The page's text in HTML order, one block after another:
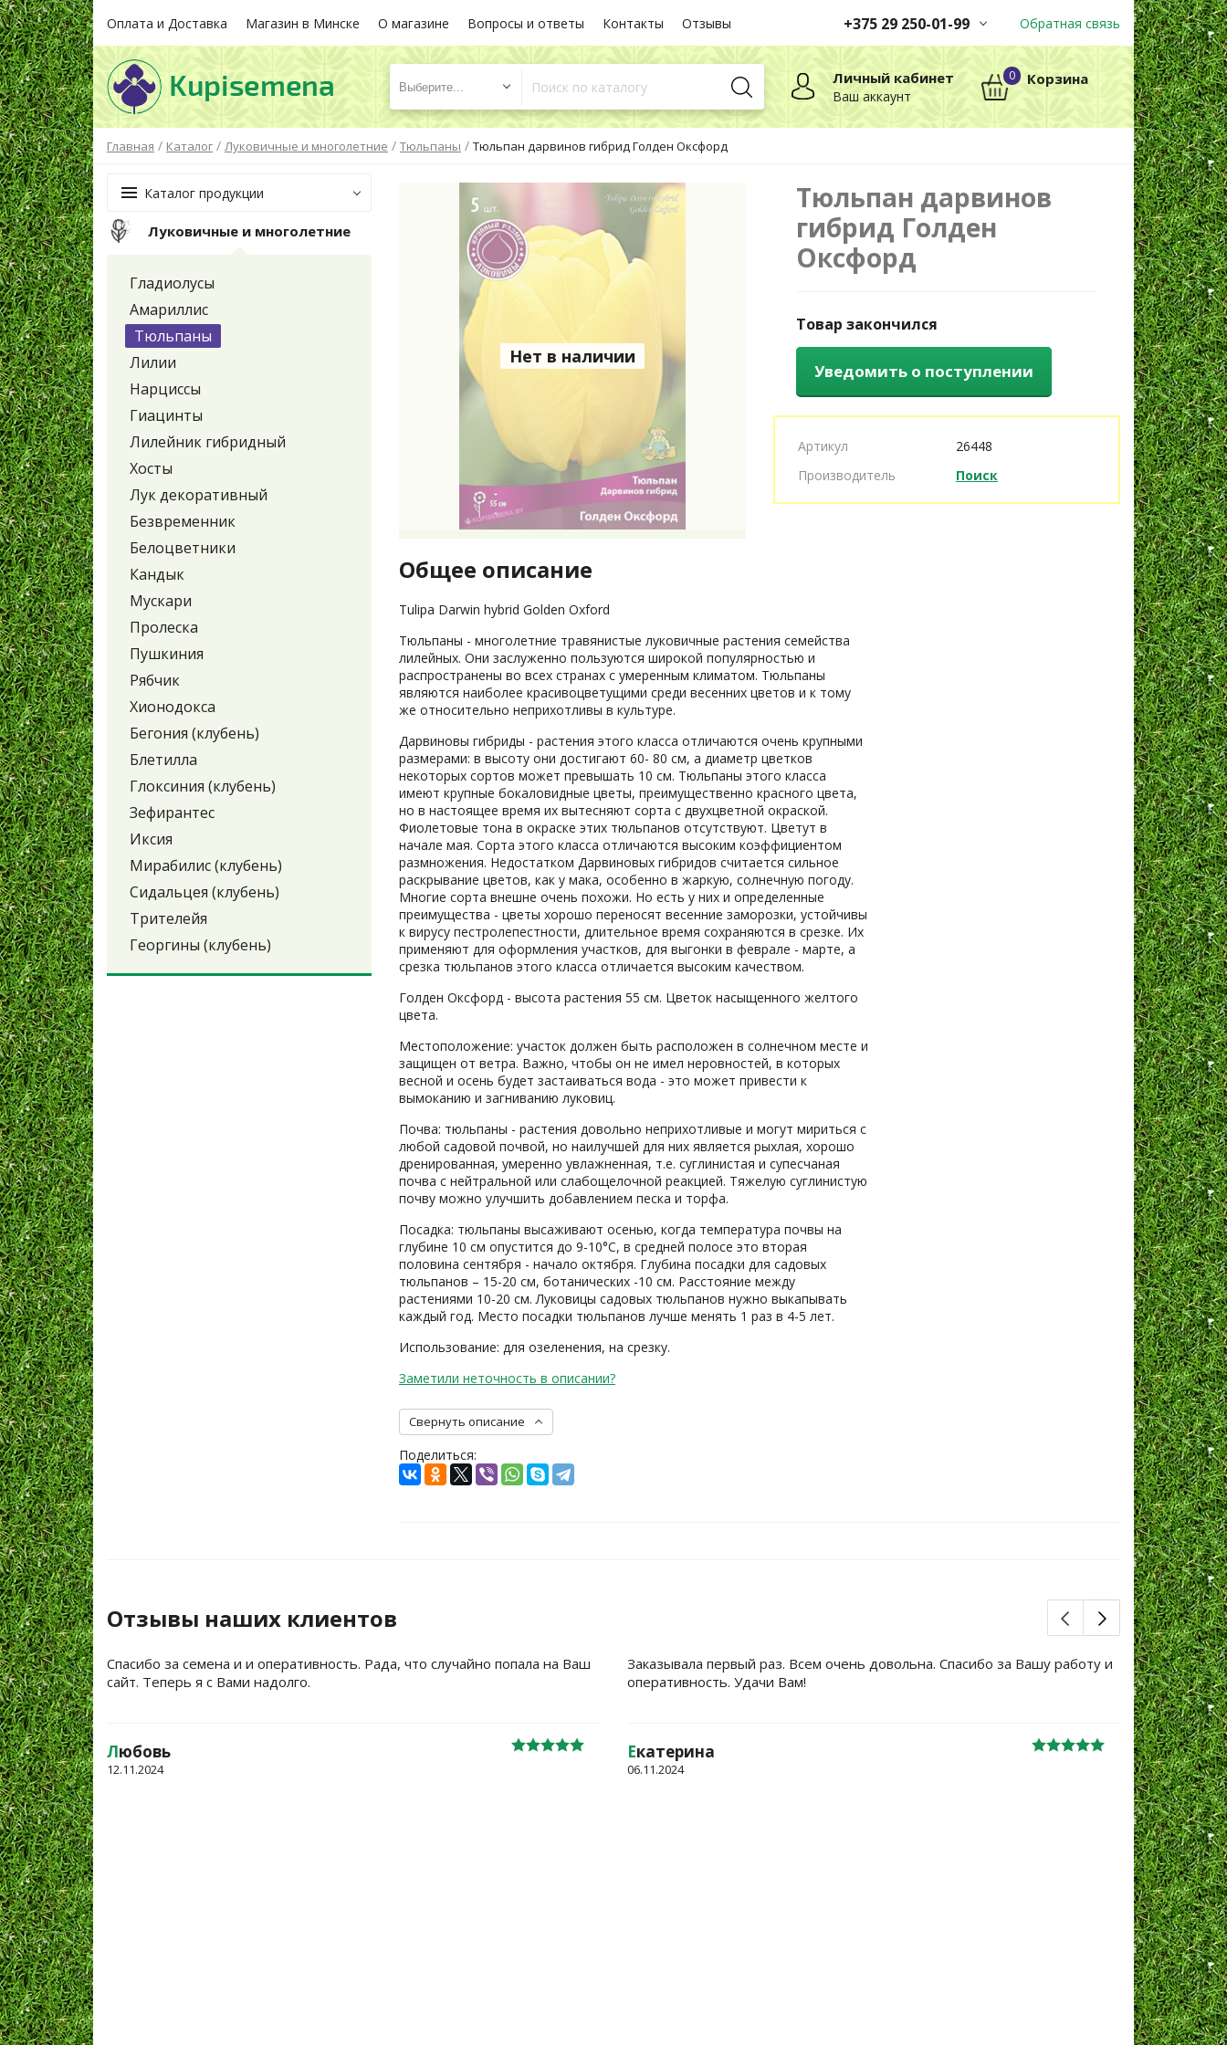
Оплата и Доставка Магазин в Минске О магазине Вопросы и ответы Контакты Отзывы +375 29 250-01-99
автоматически через корзину
круглосуточно без выходных
Обратная связь
Выберите... Личный кабинет
Ваш аккаунт
0 Корзина
Главная / Каталог / Луковичные и многолетние / Тюльпаны / Тюльпан дарвинов гибрид Голден Оксфорд
Каталог продукции
Луковичные и многолетние
Гладиолусы
Амариллис
Тюльпаны
Лилии
Нарциссы
Гиацинты
Лилейник гибридный
Хосты
Лук декоративный
Безвременник
Белоцветники
Кандык
Мускари
Пролеска
Пушкиния
Рябчик
Хионодокса
Бегония (клубень)
Блетилла
Глоксиния (клубень)
Зефирантес
Иксия
Мирабилис (клубень)
Сидальцея (клубень)
Трителейя
Георгины (клубень)
Нет в наличии
Тюльпан дарвинов
гибрид Голден
Оксфорд
Товар закончился
Уведомить о поступлении
Артикул
26448
Производитель
Поиск
Общее описание
Tulipa Darwin hybrid Golden Oxford
Тюльпаны - многолетние травянистые луковичные растения семейства
лилейных. Они заслуженно пользуются широкой популярностью и
распространены во всех странах с умеренным климатом. Тюльпаны
являются наиболее красивоцветущими среди весенних цветов и к тому
же относительно неприхотливы в культуре.
Дарвиновы гибриды - растения этого класса отличаются очень крупными
размерами: в высоту они достигают 60- 80 см, а диаметр цветков
некоторых сортов может превышать 10 см. Тюльпаны этого класса
имеют крупные бокаловидные цветы, преимущественно красного цвета,
но в настоящее время их вытесняют сорта с двухцветной окраской.
Фиолетовые тона в окраске этих тюльпанов отсутствуют. Цветут в
начале мая. Сорта этого класса отличаются высоким коэффициентом
размножения. Недостатком Дарвиновых гибридов считается сильное
раскрывание цветов, как у мака, особенно в жаркую, солнечную погоду.
Многие сорта внешне очень похожи. Но есть у них и определенные
преимущества - цветы хорошо переносят весенние заморозки, устойчивы
к вирусу пестролепестности, длительное время сохраняются в срезке. Их
применяют для оформления участков, для выгонки в феврале - марте, а
срезка тюльпанов этого класса отличается высоким качеством.
Голден Оксфорд - высота растения 55 см. Цветок насыщенного желтого
цвета.
Местоположение: участок должен быть расположен в солнечном месте и
защищен от ветра. Важно, чтобы он не имел неровностей, в которых
весной и осень будет застаиваться вода - это может привести к
вымоканию и загниванию луковиц.
Почва: тюльпаны - растения довольно неприхотливые и могут мириться с
любой садовой почвой, но наилучшей для них является рыхлая, хорошо
дренированная, умеренно увлажненная, т.е. суглинистая и супесчаная
почва с нейтральной или слабощелочной реакцией. Тяжелую суглинистую
почву можно улучшить добавлением песка и торфа.
Посадка: тюльпаны высаживают осенью, когда температура почвы на
глубине 10 см опустится до 9-10°С, в средней полосе это вторая
половина сентября - начало октября. Глубина посадки для садовых
тюльпанов – 15-20 см, ботанических -10 см. Расстояние между
растениями 10-20 см. Луковицы садовых тюльпанов нужно выкапывать
каждый год. Место посадки тюльпанов лучше менять 1 раз в 4-5 лет.
Использование: для озеленения, на срезку.
Заметили неточность в описании?
Свернуть описание
Поделиться:
Отзывы наших клиентов
Спасибо за семена и и оперативность. Рада, что случайно попала на Ваш
сайт. Теперь я с Вами надолго.
Любовь
12.11.2024
Заказывала первый раз. Всем очень довольна. Спасибо за Вашу работу и
оперативность. Удачи Вам!
Екатерина
06.11.2024
Большое
уже не
Жанна
06.10.2024